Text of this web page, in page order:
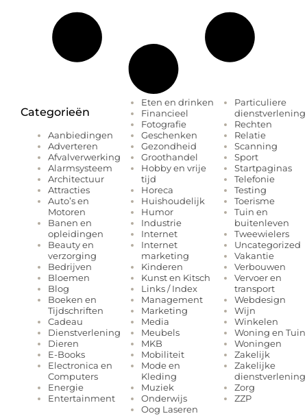
Categorieën
Aanbiedingen
Adverteren
Afvalverwerking
Alarmsysteem
Architectuur
Attracties
Auto’s en
Motoren
Banen en
opleidingen
Beauty en
verzorging
Bedrijven
Bloemen
Blog
Boeken en
Tijdschriften
Cadeau
Dienstverlening
Dieren
E-Books
Electronica en
Computers
Energie
Entertainment
Eten en drinken
Financieel
Fotografie
Geschenken
Gezondheid
Groothandel
Hobby en vrije
tijd
Horeca
Huishoudelijk
Humor
Industrie
Internet
Internet
marketing
Kinderen
Kunst en Kitsch
Links / Index
Management
Marketing
Media
Meubels
MKB
Mobiliteit
Mode en
Kleding
Muziek
Onderwijs
Oog Laseren
Particuliere
dienstverlening
Rechten
Relatie
Scanning
Sport
Startpaginas
Telefonie
Testing
Toerisme
Tuin en
buitenleven
Tweewielers
Uncategorized
Vakantie
Verbouwen
Vervoer en
transport
Webdesign
Wijn
Winkelen
Woning en Tuin
Woningen
Zakelijk
Zakelijke
dienstverlening
Zorg
ZZP